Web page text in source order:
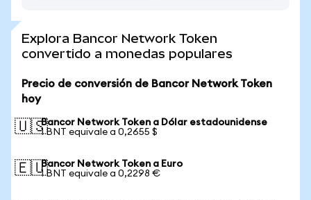
Explora Bancor Network Token
convertido a monedas populares
Precio de conversión de Bancor Network Token
hoy
🇺🇸Bancor Network Token a Dólar estadounidense
1 BNT equivale a 0,2655 $
🇪🇺Bancor Network Token a Euro
1 BNT equivale a 0,2298 €